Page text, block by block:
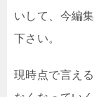
いして、今編
下さい。
現時点で言え